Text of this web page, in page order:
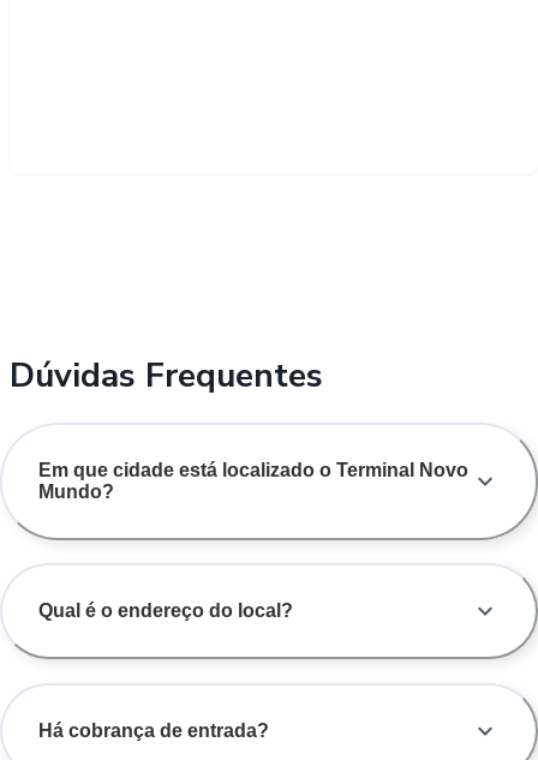
Dúvidas Frequentes
Em que cidade está localizado o Terminal Novo
Mundo?
Qual é o endereço do local?
Há cobrança de entrada?